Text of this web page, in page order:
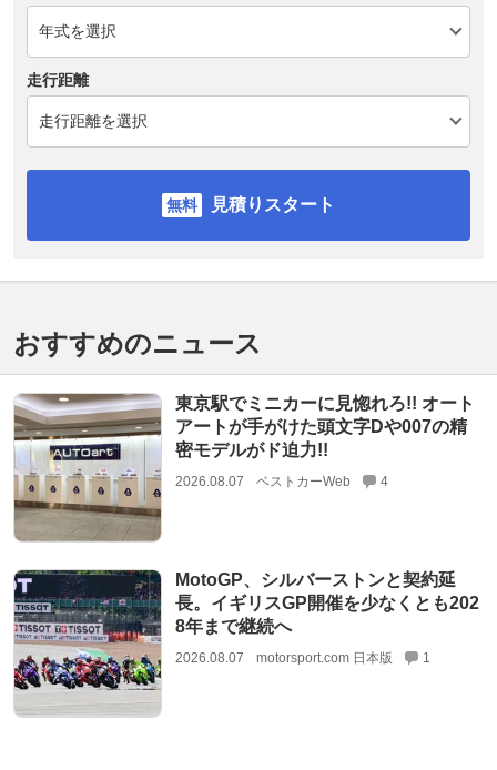
走行距離
見積りスタート
おすすめのニュース
東京駅でミニカーに見惚れろ!! オート
アートが手がけた頭文字Dや007の精
密モデルがド迫力!!
2026.08.07 ベストカーWeb 4
MotoGP、シルバーストンと契約延
長。イギリスGP開催を少なくとも202
8年まで継続へ
2026.08.07 motorsport.com 日本版 1